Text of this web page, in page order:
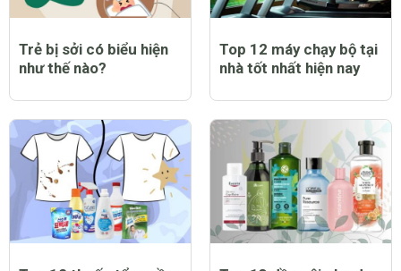
Trẻ bị sởi có biểu hiện
như thế nào?
Top 12 máy chạy bộ tại
nhà tốt nhất hiện nay